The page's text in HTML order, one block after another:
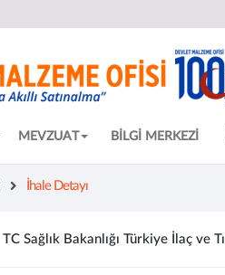
MEVZUAT BİLGİ MERKEZİ
İhale Detayı
TC Sağlık Bakanlığı Türkiye İlaç ve